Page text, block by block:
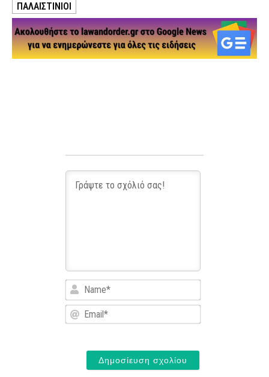
ΠΑΛΑΙΣΤΙΝΙΟΙ
Name*
Email*